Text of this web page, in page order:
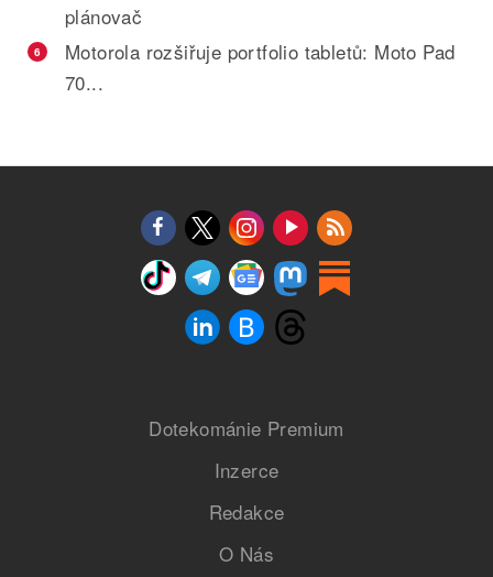
plánovač
6
Motorola rozšiřuje portfolio tabletů: Moto Pad
70...
Dotekománie Premium
Inzerce
Redakce
O Nás